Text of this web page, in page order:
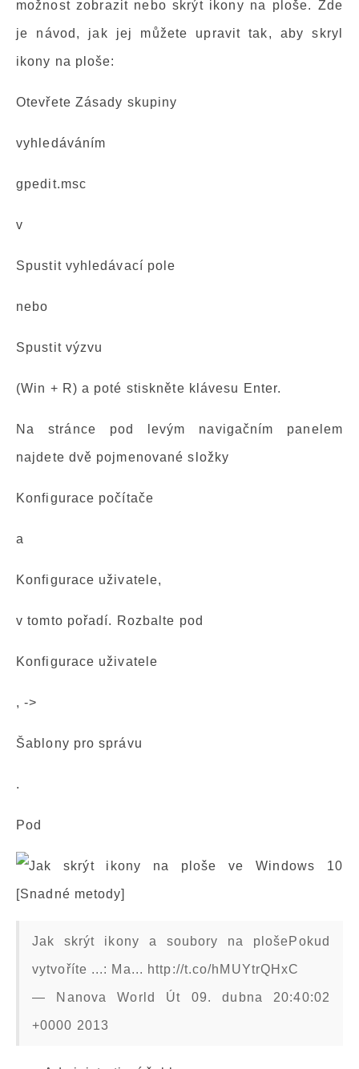
možnost zobrazit nebo skrýt ikony na ploše. Zde
je návod, jak jej můžete upravit tak, aby skryl
ikony na ploše:
Otevřete Zásady skupiny
vyhledáváním
gpedit.msc
v
Spustit vyhledávací pole
nebo
Spustit výzvu
(Win + R) a poté stiskněte klávesu Enter.
Na stránce pod levým navigačním panelem
najdete dvě pojmenované složky
Konfigurace počítače
a
Konfigurace uživatele,
v tomto pořadí. Rozbalte pod
Konfigurace uživatele
, ->
Šablony pro správu
.
Pod
Jak skrýt ikony a soubory na plošePokud
vytvoříte ...: Ma... http://t.co/hMUYtrQHxC
— Nanova World Út 09. dubna 20:40:02
+0000 2013